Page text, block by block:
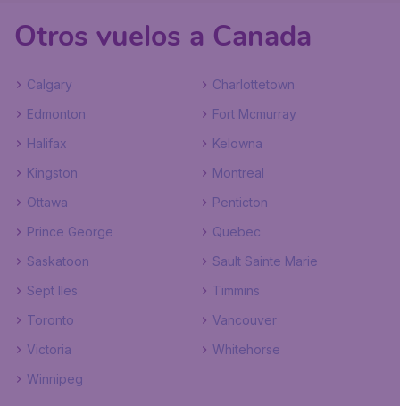
Otros vuelos a Canada
Calgary
Charlottetown
Edmonton
Fort Mcmurray
Halifax
Kelowna
Kingston
Montreal
Ottawa
Penticton
Prince George
Quebec
Saskatoon
Sault Sainte Marie
Sept Iles
Timmins
Toronto
Vancouver
Victoria
Whitehorse
Winnipeg